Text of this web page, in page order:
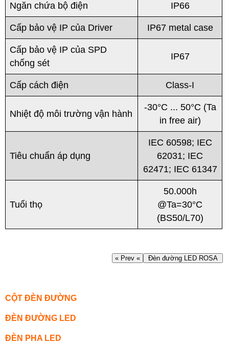
Ngăn chứa bộ điện IP66
Cấp bảo vệ IP của Driver IP67 metal case
Cấp bảo vệ IP của SPD
chống sét
IP67
Cấp cách điện Class-I
Nhiệt độ môi trường vận hành
-30°C ... 50°C (Ta
in free air)
Tiêu chuẩn áp dụng
IEC 60598; IEC
62031; IEC
62471; IEC 61347
Tuổi thọ
50.000h
@Ta=30°C
(BS50/L70)
« Prev « Đèn đường LED ROSA
CỘT ĐÈN ĐƯỜNG
ĐÈN ĐƯỜNG LED
ĐÈN PHA LED